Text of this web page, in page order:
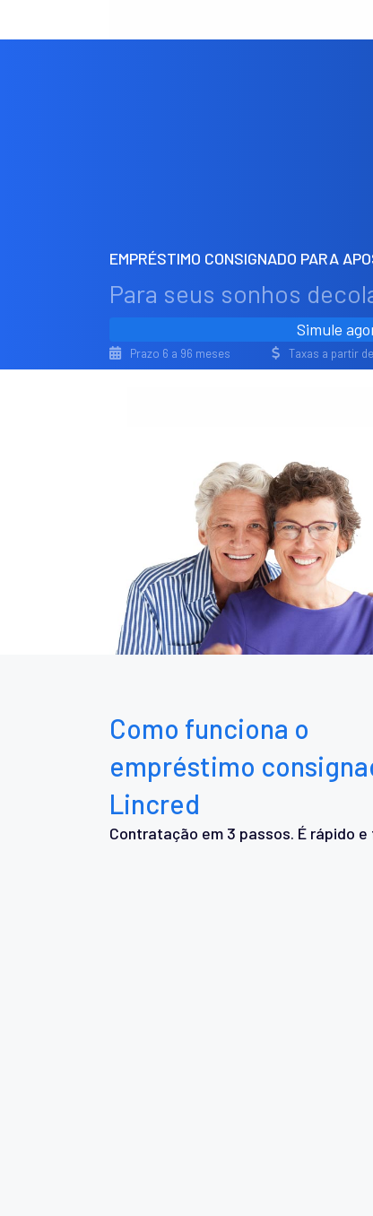
EMPRÉSTIMO CONSIGNADO PARA
Para seus sonhos
Simule
Prazo 6 a 96 meses Taxas a partir
Como funciona o
empréstimo
Lincred
Contratação em 3 passos. É rápido e